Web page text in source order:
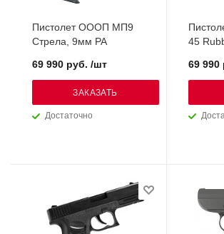
Пистолет ОООП МП9
Стрела, 9мм РА
Достаточно
69 990 руб. /шт
ЗАКАЗАТЬ
45
69 990